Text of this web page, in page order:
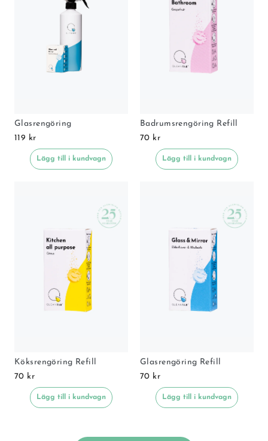
Glasrengöring
119 kr
Lägg till i kundvagn
Badrumsrengöring Refill
70 kr
Lägg till i kundvagn
Köksrengöring Refill
70 kr
Lägg till i kundvagn
Glasrengöring Refill
70 kr
Lägg till i kundvagn